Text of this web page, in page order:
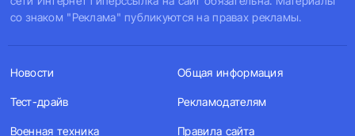
со знаком "Реклама" публикуются на правах рекламы.
Новости
Тест-драйв
Военная техника
Общая информация
Рекламодателям
Правила сайта